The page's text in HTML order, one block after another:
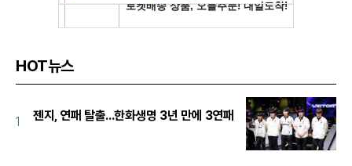
HOT뉴스
1 젠지, 연패 탈출...한화생명 3년 만에 3연패